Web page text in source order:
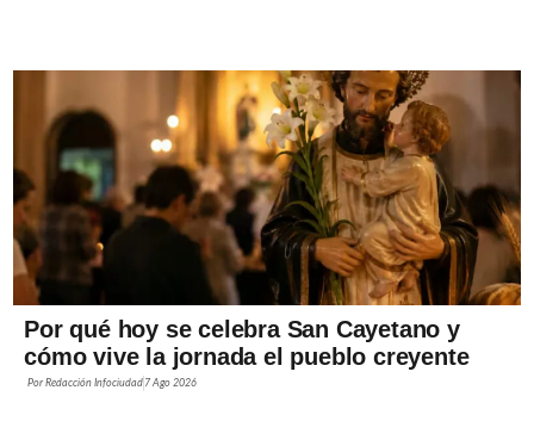
Por qué hoy se celebra San Cayetano y
cómo vive la jornada el pueblo creyente
PorRedacción Infociudad 7 Ago 2026